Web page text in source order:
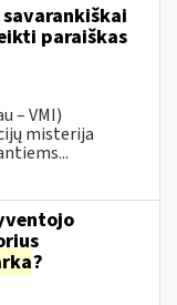
savarankiškai
paraiškas
– VMI)
misterija
?